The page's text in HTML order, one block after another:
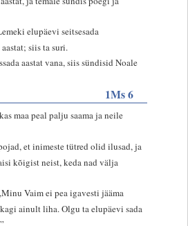
elupäevi seitsesada
siis ta suri.
aastat vana, siis sündisid Noale
1Ms 6
maa peal palju saama ja neile
et inimeste tütred olid ilusad, ja
kõigist neist, keda nad välja
Vaim ei pea igavesti jääma
ainult liha. Olgu ta elupäevi sada